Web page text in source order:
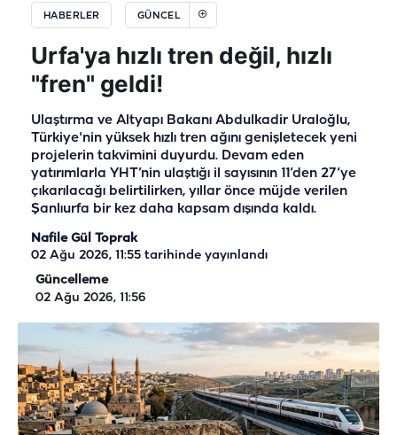
HABERLER GÜNCEL
Urfa'ya hızlı tren değil, hızlı
"fren" geldi!
Ulaştırma ve Altyapı Bakanı Abdulkadir Uraloğlu,
Türkiye'nin yüksek hızlı tren ağını genişletecek yeni
projelerin takvimini duyurdu. Devam eden
yatırımlarla YHT’nin ulaştığı il sayısının 11’den 27’ye
çıkarılacağı belirtilirken, yıllar önce müjde verilen
Şanlıurfa bir kez daha kapsam dışında kaldı.
Nafile Gül Toprak
02 Ağu 2026, 11:55 tarihinde yayınlandı
Güncelleme
02 Ağu 2026, 11:56